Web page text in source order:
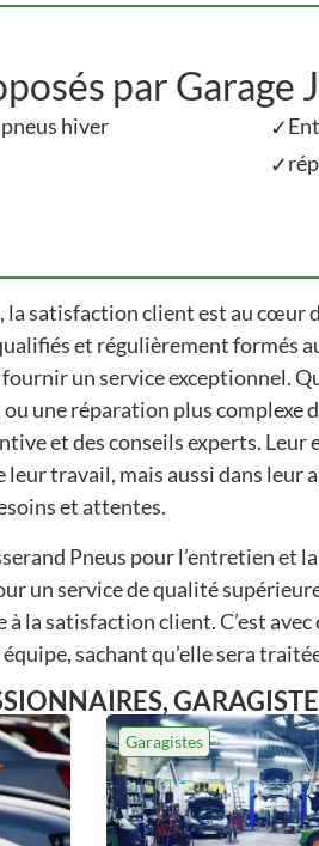
par Garage
hiver
✓
✓
la satisfaction client est au cœur
et régulièrement formés
un service exceptionnel.
une réparation plus complexe
et des conseils experts. Leur
travail, mais aussi dans leur
et attentes.
Pneus pour l’entretien
un service de qualité
la satisfaction client. C’est
sachant qu’elle sera
,
Garagistes